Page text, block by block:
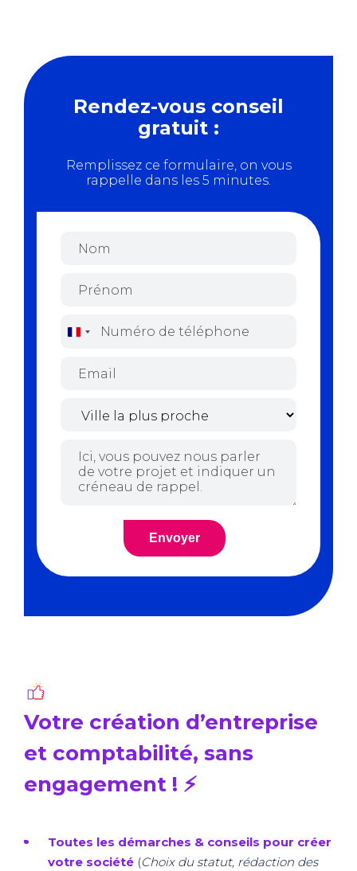
Votre création d’entreprise
et comptabilité, sans
engagement ! ⚡️
Toutes les démarches & conseils pour créer
votre société (Choix du statut, rédaction des
Rendez-vous conseil
gratuit :
Remplissez ce formulaire, on vous
rappelle dans les 5 minutes.
France